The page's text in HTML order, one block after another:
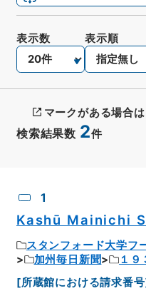
検索結果数 2件
表示数 表示順
マークがある場合
1
Kashū Mainichi
スタンフォード大学フ
加州毎日新聞
１９
[所蔵館における請求番号